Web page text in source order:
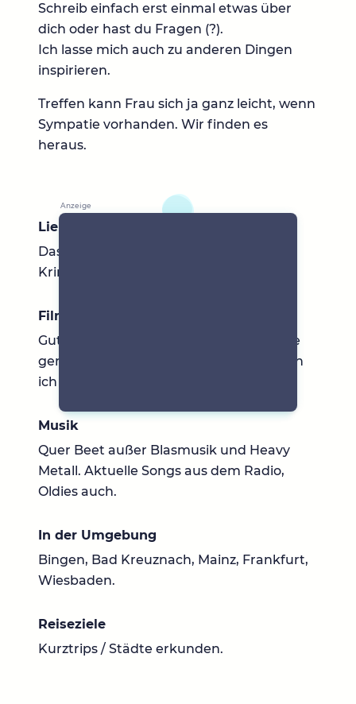
Schreib einfach erst einmal etwas über
dich oder hast du Fragen (?).
Ich lasse mich auch zu anderen Dingen
inspirieren.
Treffen kann Frau sich ja ganz leicht, wenn
Sympatie vorhanden. Wir finden es
heraus.
Lieblingsbücher
Das Tagesgeschehen interessiert mich.
Krimis über alles :-)
Filme & Serien
Gute Krimis gehen immer. Lustige Filme
genauso wie Kultfilme. Der Serienfan bin
ich nicht so.
Musik
Quer Beet außer Blasmusik und Heavy
Metall. Aktuelle Songs aus dem Radio,
Oldies auch.
In der Umgebung
Bingen, Bad Kreuznach, Mainz, Frankfurt,
Wiesbaden.
Reiseziele
Kurztrips / Städte erkunden.